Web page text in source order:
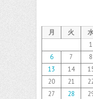
月 火
1
6
7 8
13
14
20
21
27
28